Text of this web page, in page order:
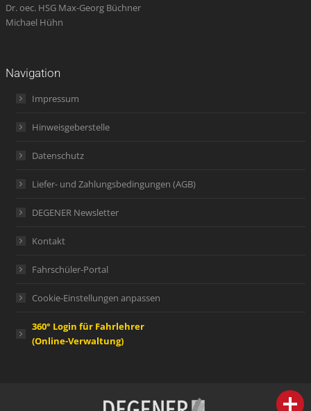
Dr. oec. HSG Max-Georg Büchner
Michael Hühn
Navigation
Impressum
Hinweisgeberstelle
Datenschutz
Liefer- und Zahlungsbedingungen (AGB)
DEGENER Newsletter
Kontakt
Fahrschüler-Portal
Cookie-Einstellungen anpassen
360° Login für Fahrlehrer
(Online-Verwaltung)
person IHR FACHBERATER